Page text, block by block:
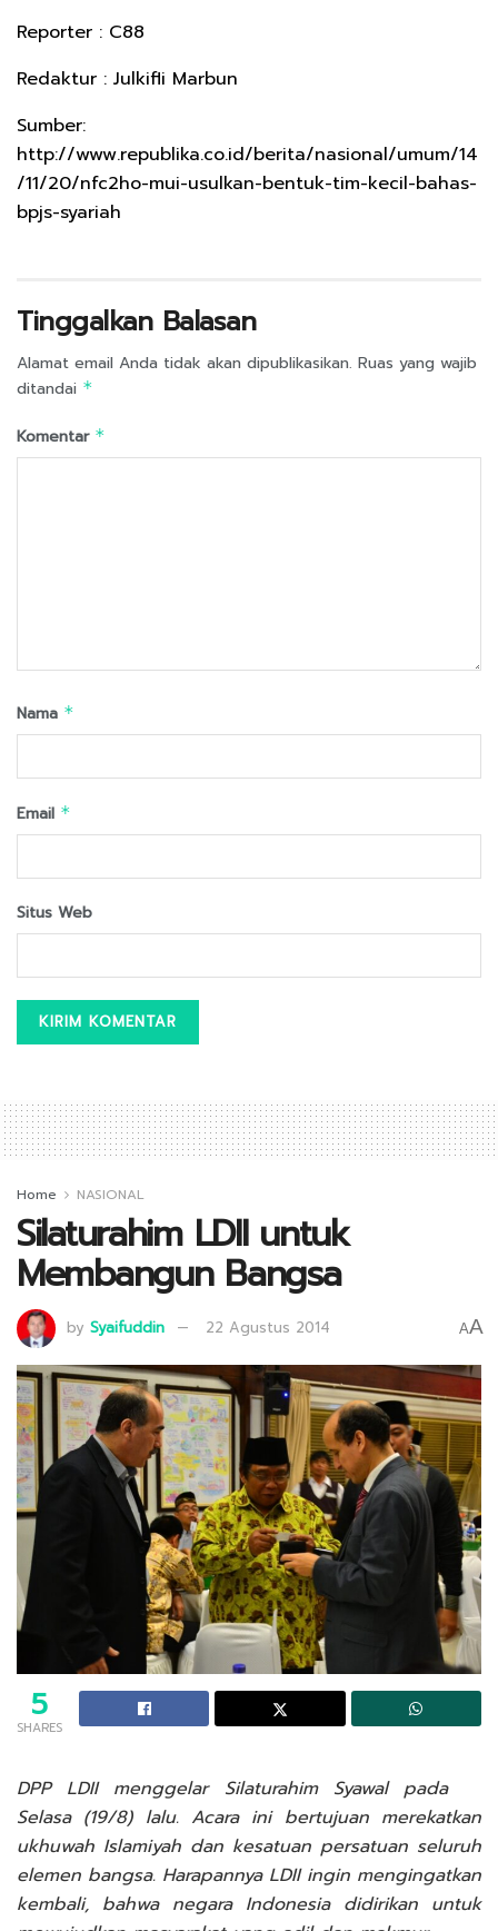
Reporter : C88
Redaktur : Julkifli Marbun
Sumber:
http://www.republika.co.id/berita/nasional/umum/14
/11/20/nfc2ho-mui-usulkan-bentuk-tim-kecil-bahas-
bpjs-syariah
Tinggalkan Balasan
Alamat email Anda tidak akan dipublikasikan. Ruas yang wajib
ditandai *
Komentar *
Nama *
Email *
Situs Web
Home NASIONAL
Silaturahim LDII untuk
Membangun Bangsa
by Syaifuddin 22 Agustus 2014 AA
5
SHARES
DPP LDII menggelar Silaturahim Syawal pada
Selasa (19/8) lalu. Acara ini bertujuan merekatkan
ukhuwah Islamiyah dan kesatuan persatuan seluruh
elemen bangsa. Harapannya LDII ingin mengingatkan
kembali, bahwa negara Indonesia didirikan untuk